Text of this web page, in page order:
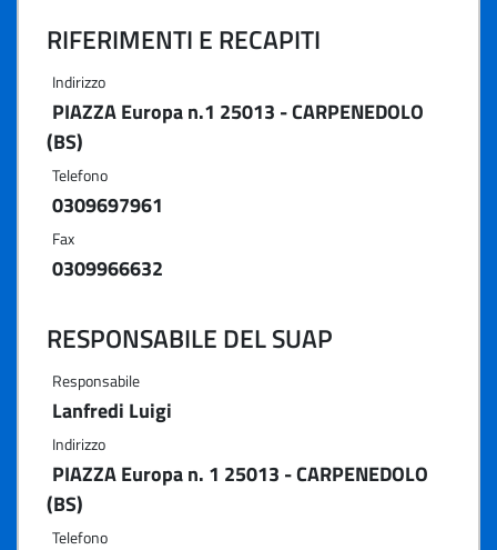
RIFERIMENTI E RECAPITI
Indirizzo
PIAZZA Europa n.1 25013 - CARPENEDOLO
(BS)
Telefono
0309697961
Fax
0309966632
RESPONSABILE DEL SUAP
Responsabile
Lanfredi Luigi
Indirizzo
PIAZZA Europa n. 1 25013 - CARPENEDOLO
(BS)
Telefono